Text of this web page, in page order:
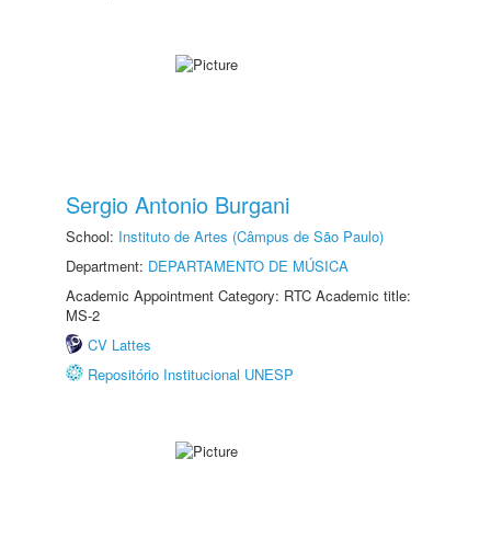
Sergio Antonio Burgani
School: Instituto de Artes (Câmpus de São Paulo)
Department: DEPARTAMENTO DE MÚSICA
Academic Appointment Category: RTC Academic title:
MS-2
CV Lattes
Repositório Institucional UNESP